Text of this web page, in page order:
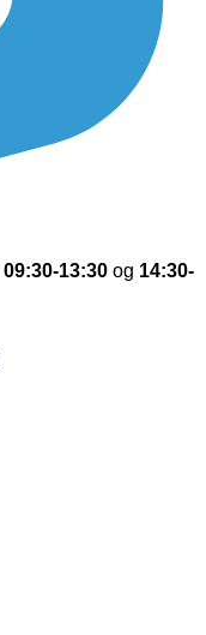
09:30-13:30 og 14:30-